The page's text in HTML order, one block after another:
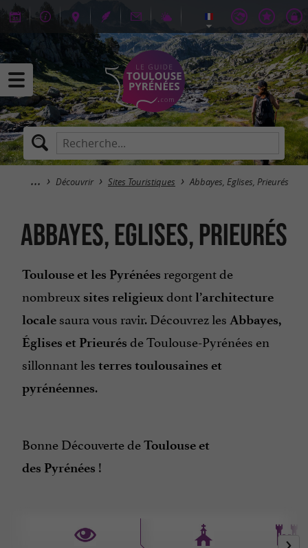
Découvrir Sites Touristiques Abbayes, Eglises, Prieurés
Abbayes, Eglises, Prieurés
Toulouse et les Pyrénées regorgent de
nombreux sites religieuxdontl’architecture
locale saura vous ravir. Découvrez les Abbayes,
Églises et Prieurés de Toulouse-Pyrénées en
sillonnant les terres toulousaines et
pyrénéennes.
Bonne Découverte deToulouse et
des Pyrénées !